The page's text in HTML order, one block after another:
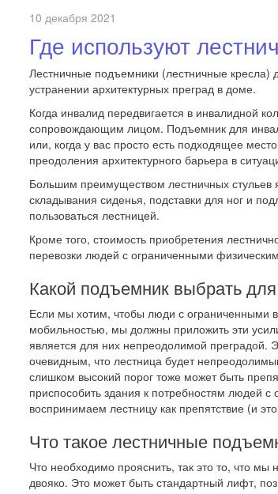
10 декабря 2021
Где используют
Лестничные подъемники (лестничные
устранении архитектурных преград в доме.
Когда инвалид передвигается в инвалидной
сопровождающим лицом. Подъемник для
или, когда у вас просто есть подходящее
преодоления архитектурного барьера в
Большим преимуществом лестничных стульев
складывания сиденья, подставки для ног и
пользоваться лестницей.
Кроме того, стоимость приобретения
перевозки людей с ограниченными
Какой подъемник выбрать
Если мы хотим, чтобы люди с ограниченными
мобильностью, мы должны приложить эти
является для них непреодолимой преградой.
очевидным, что лестница будет
слишком высокий порог тоже может быть
приспособить здания к потребностям людей
воспринимаем лестницу как препятствие (и
Что такое лестничные
Что необходимо прояснить, так это то, что
двояко. Это может быть стандартный лифт,